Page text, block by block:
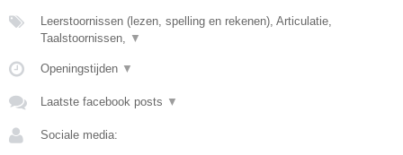
Leerstoornissen (lezen, spelling en rekenen), Articulatie,
Taalstoornissen, ▼
Openingstijden ▼
Laatste facebook posts ▼
Sociale media: